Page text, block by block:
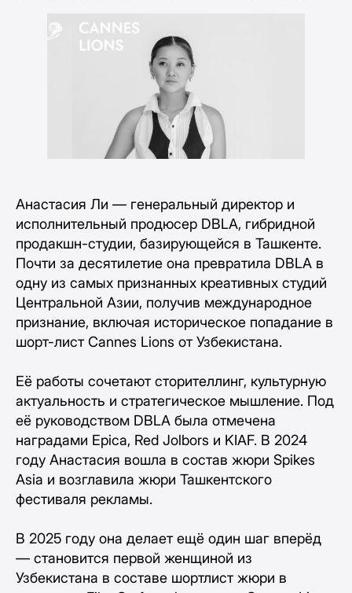
Анастасия Ли — генеральный директор и
исполнительный продюсер DBLA, гибридной
продакшн-студии, базирующейся в Ташкенте.
Почти за десятилетие она превратила DBLA в
одну из самых признанных креативных студий
Центральной Азии, получив международное
признание, включая историческое попадание в
шорт-лист Cannes Lions от Узбекистана.
Её работы сочетают сторителлинг, культурную
актуальность и стратегическое мышление. Под
её руководством DBLA была отмечена
наградами Epica, Red Jolbors и KIAF. В 2024
году Анастасия вошла в состав жюри Spikes
Asia и возглавила жюри Ташкентского
фестиваля рекламы.
В 2025 году она делает ещё один шаг вперёд
— становится первой женщиной из
Узбекистана в составе шортлист жюри в